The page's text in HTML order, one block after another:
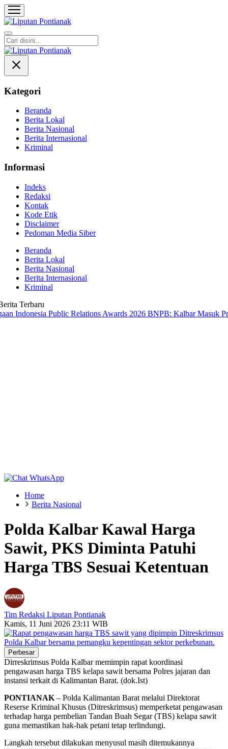
Liputan Pontianak
Berita Terkini dan TerUpdate
Kategori
Beranda
Berita Lokal
Berita Nasional
Berita Internasional
Kriminal
Informasi
Indeks
Redaksi
Kontak
Kode Etik
Disclaimer
Pedoman Media Siber
Beranda
Berita Lokal
Berita Nasional
Berita Internasional
Kriminal
Terbaru
Public Relations Awards 2026 BNPB: Kalbar Masuk Prioritas
Home
Berita Nasional
Polda Kalbar Kawal Harga
Sawit, PKS Diminta Patuhi
Harga TBS Sesuai Ketentuan
Tim Redaksi Liputan Pontianak
Kamis, 11 Juni 2026 23:11 WIB
Perbesar
Dirreskrimsus Polda Kalbar memimpin rapat koordinasi
pengawasan harga TBS kelapa sawit bersama Polres jajaran dan
instansi terkait di Kalimantan Barat. (dok.Ist)
PONTIANAK – Polda Kalimantan Barat melalui Direktorat
Reserse Kriminal Khusus (Ditreskrimsus) memperketat pengawasan
terhadap harga pembelian Tandan Buah Segar (TBS) kelapa sawit
guna memastikan hak-hak petani tetap terlindungi.
Langkah tersebut dilakukan menyusul masih ditemukannya